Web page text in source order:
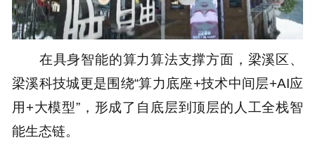
在具身智能的算力算法支撑方面，梁溪区、
梁溪科技城更是围绕“算力底座+技术中间层+AI应
用+大模型”，形成了自底层到顶层的人工全栈智
能生态链。